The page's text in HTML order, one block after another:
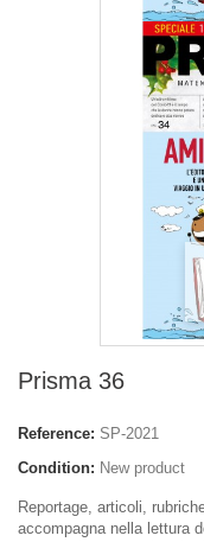
Prisma 36
Reference: SP-2021
Condition: New product
Reportage, articoli,
accompagna nella lettura